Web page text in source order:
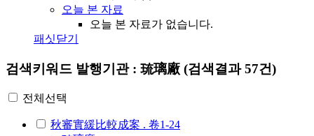
오늘 본 자료
오늘 본 자료가 없습니다.
패싯닫기
검색키워드 발행기관 : 琉璃廠 (검색결과 57건)
전체선택
秋審實緩比較成案 . 卷1-24